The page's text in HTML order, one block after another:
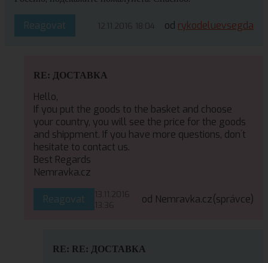
Reagovat 12.11.2016 18:04 od rykodeluevsegda
RE: ДОСТАВКА
Hello,
If you put the goods to the basket and choose
your country, you will see the price for the goods
and shippment. If you have more questions, don´t
hesitate to contact us.
Best Regards
Nemravka.cz
Reagovat
13.11.2016
13:36
od Nemravka.cz(správce)
RE: RE: ДОСТАВКА